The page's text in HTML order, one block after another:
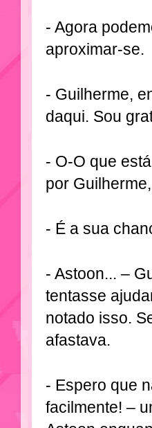
- Agora
aproximar-se.
- Guilherme,
daqui. Sou
- O-O que
por
- É a sua
- Astoon... –
tentasse
notado isso.
afastava.
- Espero que
facilmente! –